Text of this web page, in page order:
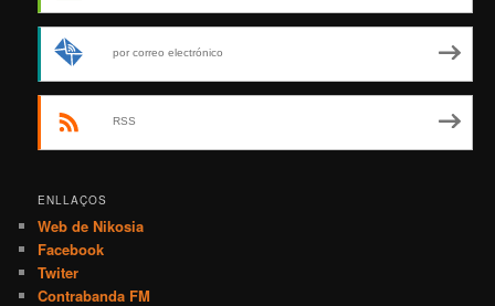
por correo electrónico
RSS
ENLLAÇOS
Web de Nikosia
Facebook
Twiter
Contrabanda FM